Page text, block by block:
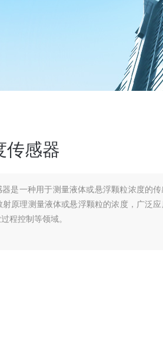
传感器
是一种用于测量液体或悬浮颗粒浓度的
原理测量液体或悬浮颗粒的浓度，广泛
程控制等领域。